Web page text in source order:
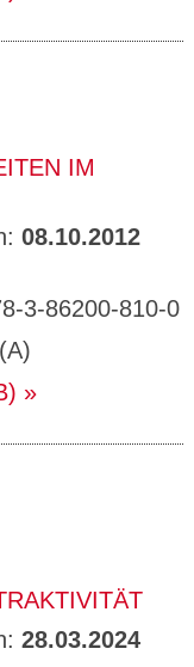
IM
08.10.2012
3-86200-810-0
28.03.2024